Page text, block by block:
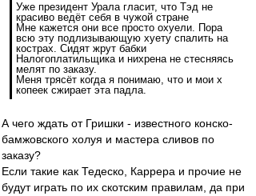
Уже президент Урала гласит, что Тэд не
красиво ведёт себя в чужой стране
Мне кажется они все просто охуели. Пора
всю эту подлизывающую хуету спалить на
кострах. Сидят жрут бабки
Налогоплатильщика и нихрена не стесняясь
мелят по заказу.
Меня трясёт когда я понимаю, что и мои х
копеек сжирает эта падла.
А чего ждать от Гришки - известного конско-
бамжовского холуя и мастера сливов по
заказу?
Если такие как Тедеско, Каррера и прочие не
будут играть по их скотским правилам, да при